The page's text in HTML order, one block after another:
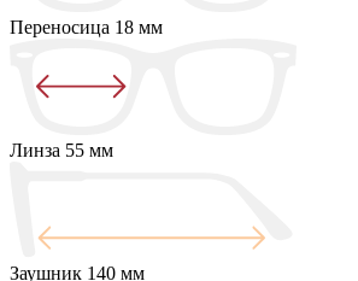
Переносица 18 мм
Линза 55 мм
Заушник 140 мм